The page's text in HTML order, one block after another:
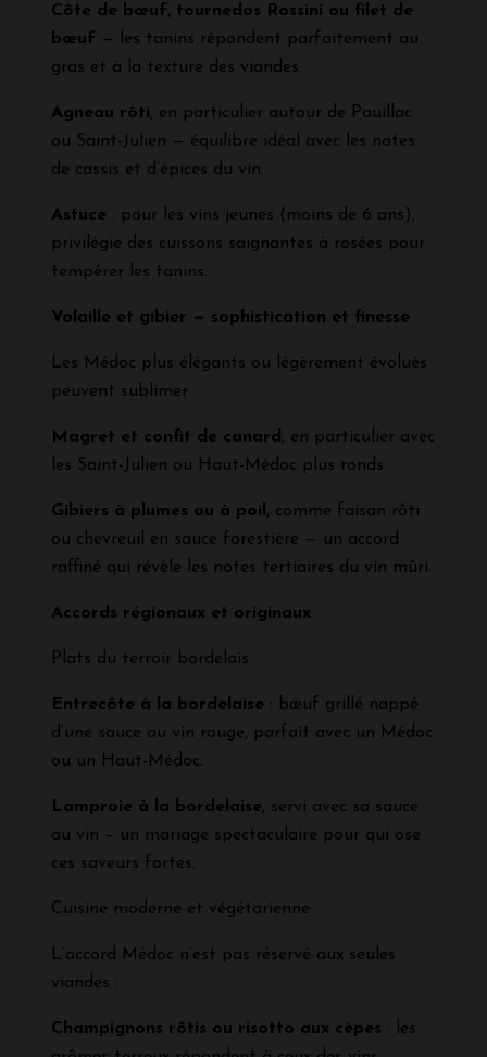
Côte de bœuf, tournedos Rossini ou filet de
bœuf — les tanins répondent parfaitement au
gras et à la texture des viandes.
Agneau rôti, en particulier autour de Pauillac
ou Saint-Julien — équilibre idéal avec les notes
de cassis et d’épices du vin.
Astuce : pour les vins jeunes (moins de 6 ans),
privilégie des cuissons saignantes à rosées pour
tempérer les tanins.
Volaille et gibier — sophistication et finesse
Les Médoc plus élégants ou légèrement évolués
peuvent sublimer :
Magret et confit de canard , en particulier avec
les Saint-Julien ou Haut-Médoc plus ronds.
Gibiers à plumes ou à poil , comme faisan rôti
ou chevreuil en sauce forestière — un accord
raffiné qui révèle les notes tertiaires du vin mûri.
Accords régionaux et originaux
Plats du terroir bordelais
Entrecôte à la bordelaise : bœuf grillé nappé
d’une sauce au vin rouge, parfait avec un Médoc
ou un Haut-Médoc.
Lamproie à la bordelaise, servi avec sa sauce
au vin – un mariage spectaculaire pour qui ose
ces saveurs fortes.
Cuisine moderne et végétarienne
L’accord Médoc n’est pas réservé aux seules
viandes :
Champignons rôtis ou risotto aux cèpes : les